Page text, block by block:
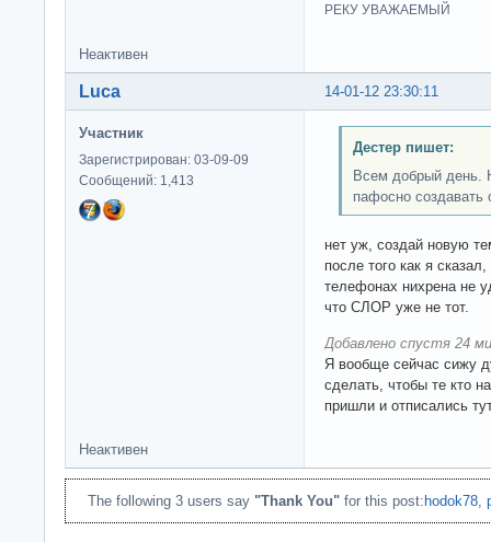
РЕКУ УВАЖАЕМЫЙ
Неактивен
14-01-12 23:30:11
Luca
Участник
Зарегистрирован: 03-09-09
Сообщений: 1,413
Дестер пишет:
Всем добрый день.
пафосно создавать
нет уж, создай новую
после того как я
телефонах нихрена не
что СЛОР уже не тот.
Добавлено спустя 24
Я вообще сейчас сижу
сделать, чтобы те кто
пришли и отписались
Неактивен
The following 3 users say "Thank You" for this post: hodok78,